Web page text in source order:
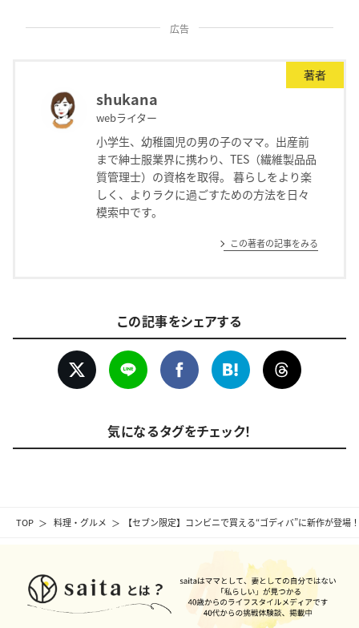
TOP 料理・グルメ 【セブン限定】コンビニで買える“ゴディバ”に新作が登
広告
著者
shukana
webライター
小学生、幼稚園児の男の子のママ。出産前
まで紳士服業界に携わり、TES（繊維製品品
質管理士）の資格を取得。 暮らしをより楽
しく、よりラクに過ごすための方法を日々
模索中です。
この著者の記事をみる
この記事をシェアする
気になるタグをチェック！